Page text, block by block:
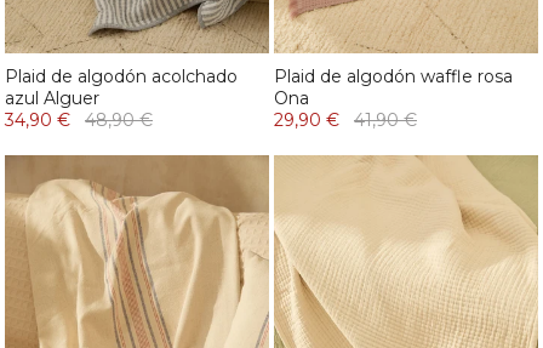
Plaid de algodón acolchado
azul Alguer
34,90 €
48,90 €
Plaid de algodón waffle rosa
Ona
29,90 €
41,90 €